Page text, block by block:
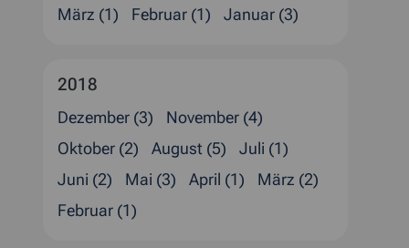
März (1)
Februar (1) Januar (3)
2018
Dezember (3)
November (4)
Oktober (2)
August (5)
Juli (1)
Juni (2)
Mai (3) April (1)
März (2)
Februar (1)